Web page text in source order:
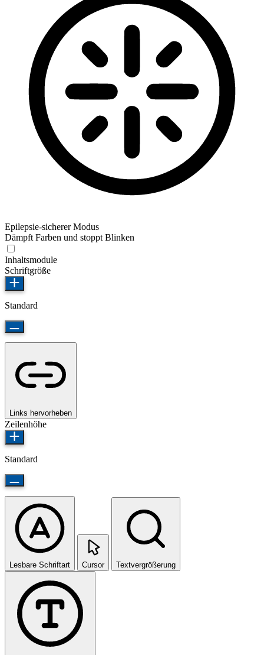
Epilepsie-sicherer Modus
Dämpft Farben und stoppt Blinken
Inhaltsmodule
Schriftgröße
Standard
Links hervorheben
Zeilenhöhe
Standard
Lesbare Schriftart Cursor Textvergrößerung